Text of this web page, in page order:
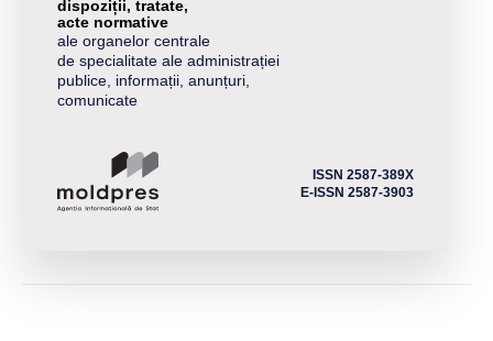
dispoziții, tratate,
acte normative
ale organelor centrale
de specialitate ale administrației
publice, informații, anunțuri,
comunicate
ISSN 2587-389X
E-ISSN 2587-3903